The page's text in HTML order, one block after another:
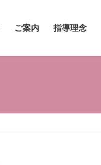
ご案内 指導理念